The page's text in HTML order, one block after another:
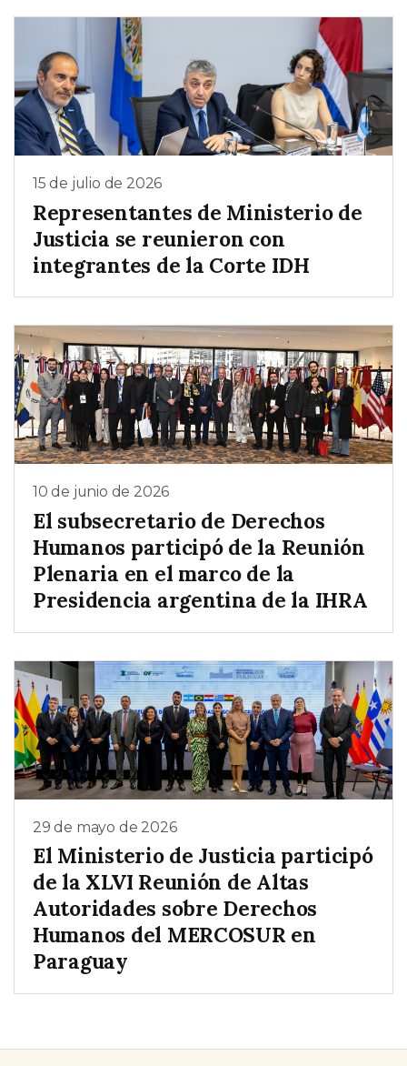
15 de julio de 2026
Representantes de Ministerio de
Justicia se reunieron con
integrantes de la Corte IDH
10 de junio de 2026
El subsecretario de Derechos
Humanos participó de la Reunión
Plenaria en el marco de la
Presidencia argentina de la IHRA
29 de mayo de 2026
El Ministerio de Justicia participó
de la XLVI Reunión de Altas
Autoridades sobre Derechos
Humanos del MERCOSUR en
Paraguay